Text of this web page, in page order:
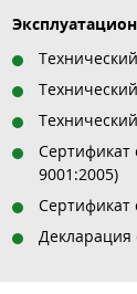
Сертификат
9001:2005)
Сертификат
Декларация